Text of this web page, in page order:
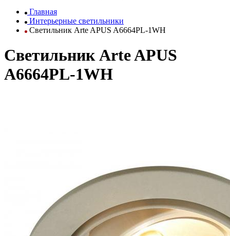
Главная
Интерьерные светильники
Светильник Arte APUS A6664PL-1WH
Светильник Arte APUS
A6664PL-1WH